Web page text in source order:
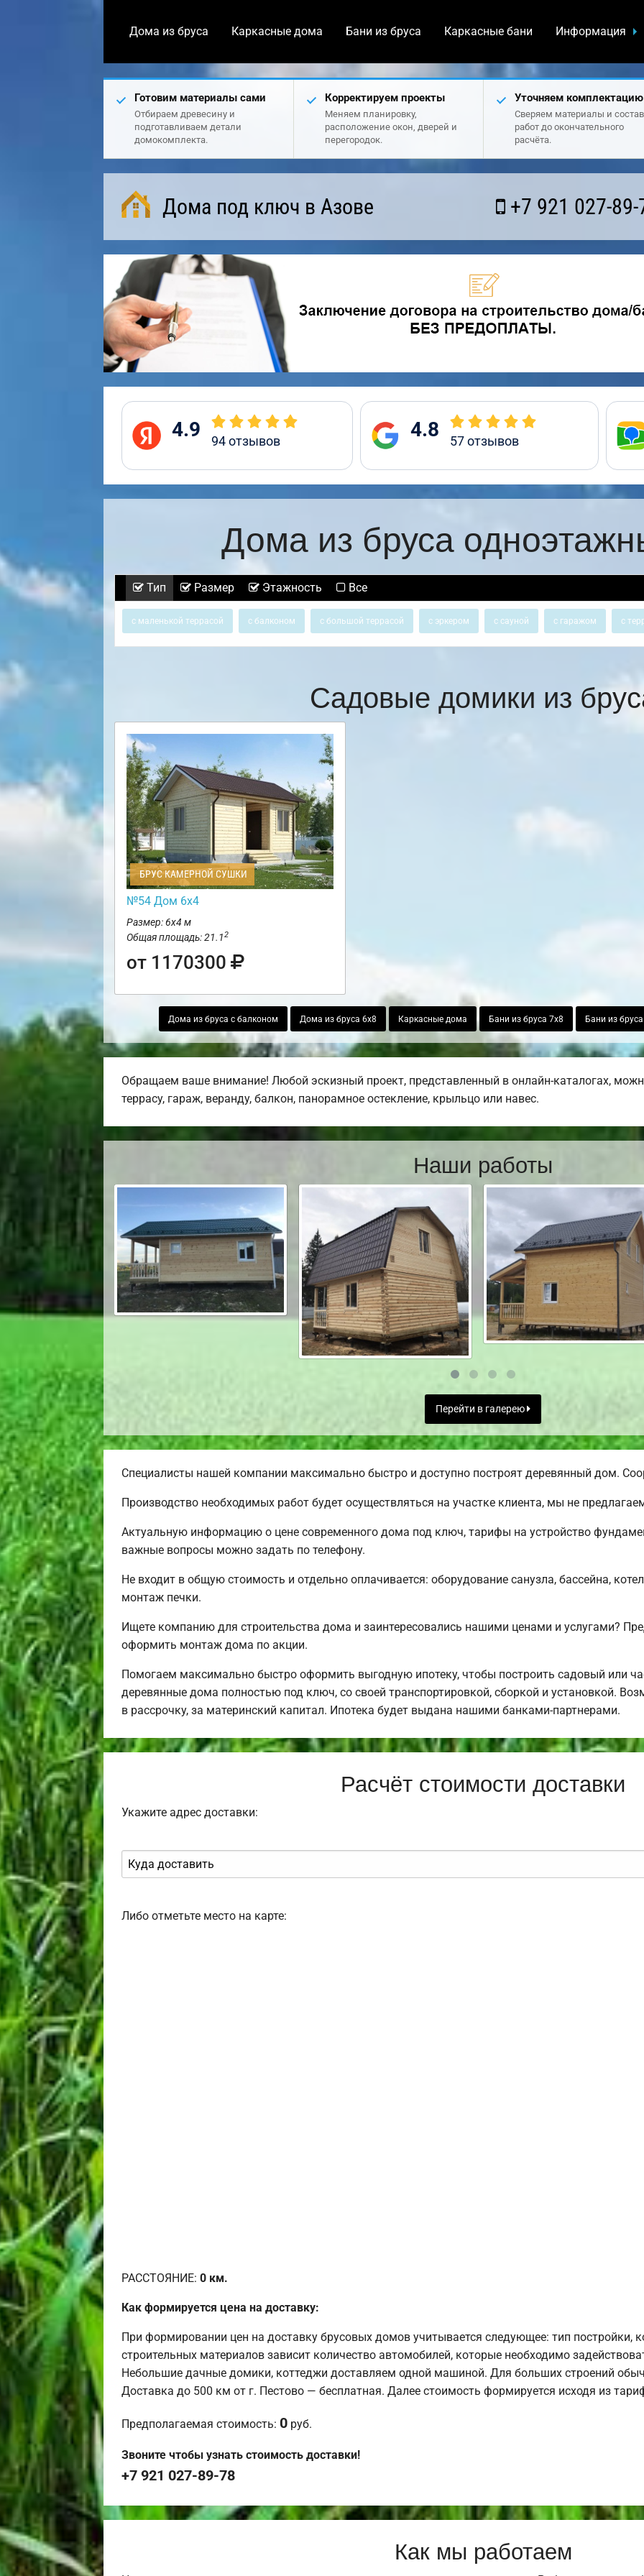
Дома из бруса Каркасные дома Бани из бруса Каркасные бани Информация
Готовим материалы сами
Отбираем древесину и
подготавливаем детали
домокомплекта.
Корректируем проекты
Меняем планировку,
расположение окон, дверей и
перегородок.
Уточняем комплектацию
Сверяем материалы и состав
работ до окончательного
расчёта.
Дома под ключ в Азове +7 921 027-89-
4.9 94отзывов 4.8 57отзывов
Дома из бруса
Тип Размер Этажность Все
с маленькой террасой с балконом с большой террасой с эркером с сауной с гаражом с
Садовые домики из
БРУС КАМЕРНОЙ СУШКИ
№54 Дом 6х4
Размер: 6х4 м
Общая площадь: 21.12
от 1170300
Дома из бруса с балконом Дома из бруса 6х8 Каркасные дома Бани из бруса 7х8 Бани из
Обращаем ваше внимание! Любой эскизный проект, представленный в онлайн-каталогах,
террасу, гараж, веранду, балкон, панорамное остекление, крыльцо или навес.
Наши работы
Перейти в галерею
Специалисты нашей компании максимально быстро и доступно построят деревянный дом.
Производство необходимых работ будет осуществляться на участке клиента, мы не
Актуальную информацию о цене современного дома под ключ, тарифы на устройство
важные вопросы можно задать по телефону.
Не входит в общую стоимость и отдельно оплачивается: оборудование санузла, бассейна,
монтаж печки.
Ищете компанию для строительства дома и заинтересовались нашими ценами и услугами?
оформить монтаж дома по акции.
Помогаем максимально быстро оформить выгодную ипотеку, чтобы построить садовый или
деревянные дома полностью под ключ, со своей транспортировкой, сборкой и установкой.
в рассрочку, за материнский капитал. Ипотека будет выдана нашими банками-партнерами.
Расчёт стоимости доставки
Укажите адрес доставки:
Либо отметьте место на карте:
РАССТОЯНИЕ: 0 км.
Как формируется цена на доставку:
При формировании цен на доставку брусовых домов учитывается следующее: тип постройки,
строительных материалов зависит количество автомобилей, которые необходимо
Небольшие дачные домики, коттеджи доставляем одной машиной. Для больших строений
Доставка до 500 км от г. Пестово — бесплатная. Далее стоимость формируется исходя из
Предполагаемая стоимость: 0 руб.
Звоните чтобы узнать стоимость доставки!
+7 921 027-89-78
Как мы работаем